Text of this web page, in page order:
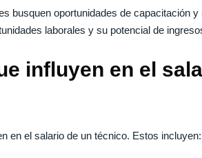
busquen oportunidades de capacitación
laborales y su potencial de
influyen en el
en el salario de un técnico. Estos incluyen: